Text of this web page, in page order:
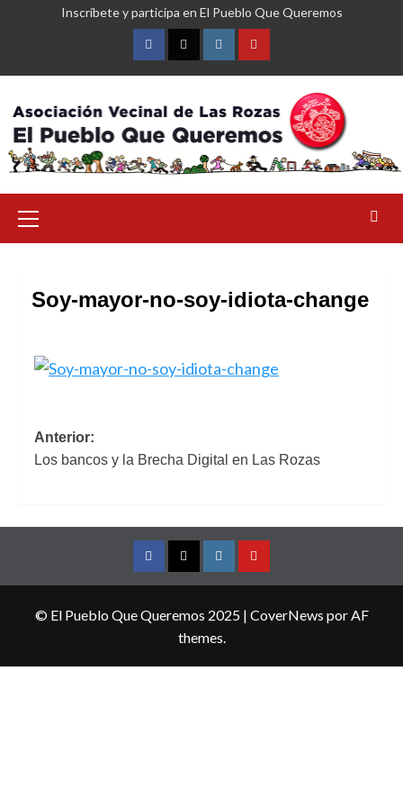
Inscríbete y participa en El Pueblo Que Queremos
FacebookTwitterInstagramYouTube
primario
Soy-mayor-no-soy-idiota-change
Navegación
de
Anterior:
Los bancos y la Brecha Digital en Las Rozas
FacebookTwitterInstagramYouTube
© El Pueblo Que Queremos 2025 | CoverNews por AF
themes.